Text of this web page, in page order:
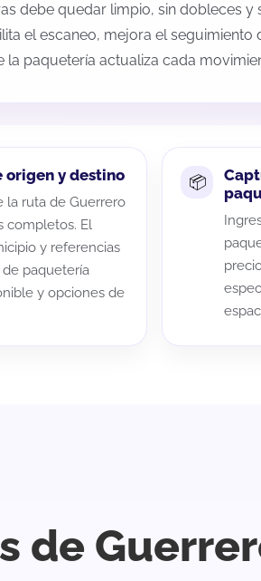
debe quedar limpio, sin dobleces y
el escaneo, mejora el
la paquetería actualiza cada
origen y destino
la ruta de Guerrero
completos. El
y referencias
paquetería
y opciones de
de